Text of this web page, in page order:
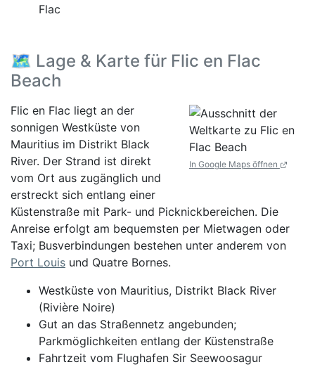
Flac
🗺️ Lage & Karte für Flic en Flac
Beach
In Google Maps öffnen
Flic en Flac liegt an der
sonnigen Westküste von
Mauritius im Distrikt Black
River. Der Strand ist direkt
vom Ort aus zugänglich und
erstreckt sich entlang einer
Küstenstraße mit Park- und Picknickbereichen. Die
Anreise erfolgt am bequemsten per Mietwagen oder
Taxi; Busverbindungen bestehen unter anderem von
Port Louis und Quatre Bornes.
Westküste von Mauritius, Distrikt Black River
(Rivière Noire)
Gut an das Straßennetz angebunden;
Parkmöglichkeiten entlang der Küstenstraße
Fahrtzeit vom Flughafen Sir Seewoosagur